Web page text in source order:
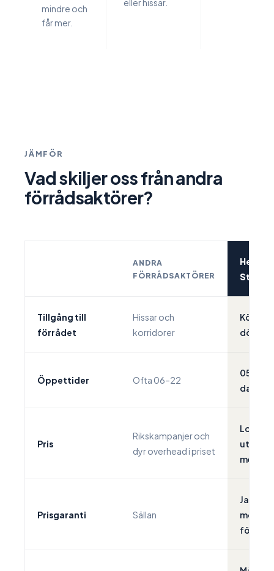
mindre och
får mer.
JÄMFÖR
Vad skiljer oss från andra
förrådsaktörer?
ANDRA
FÖRRÅDSAKTÖRER
Tillgång till
förrådet
Hissar och
korridorer
Kör
dörren
Öppettider Ofta 06–22
05–00,
dagar
Pris
Rikskampanjer och
dyr overhead i priset
Lokala
utan
Prisgaranti Sällan
Ja,
förråd